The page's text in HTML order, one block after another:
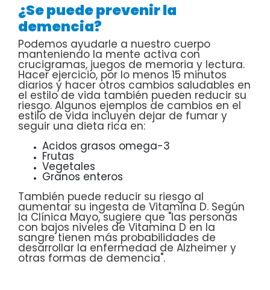
¿Se puede prevenir la
demencia?
Podemos ayudarle a nuestro cuerpo
manteniendo la mente activa con
crucigramas, juegos de memoria y lectura.
Hacer ejercicio, por lo menos 15 minutos
diarios y hacer otros cambios saludables en
el estilo de vida también pueden reducir su
riesgo. Algunos ejemplos de cambios en el
estilo de vida incluyen dejar de fumar y
seguir una dieta rica en:
Acidos grasos omega-3
Frutas
Vegetales
Granos enteros
También puede reducir su riesgo al
aumentar su ingesta de Vitamina D. Según
la Clínica Mayo, sugiere que "las personas
con bajos niveles de Vitamina D en la
sangre tienen más probabilidades de
desarrollar la enfermedad de Alzheimer y
otras formas de demencia".